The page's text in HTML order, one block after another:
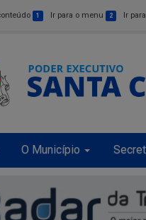
1 Ir para o menu 2 Ir
O Município